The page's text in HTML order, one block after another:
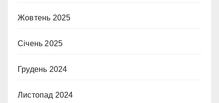
Жовтень 2025
Січень 2025
Грудень 2024
Листопад 2024